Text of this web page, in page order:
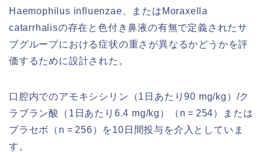
Haemophilus influenzae、またはMoraxella
catarrhalisの存在と色付き鼻液の有無で定義されたサ
ブグループにおける症状の重さが異なるかどうかを評
価するために設計された。
口腔内でのアモキシシリン（1日あたり90 mg/kg）/ク
ラブラン酸（1日あたり6.4 mg/kg）（n = 254）または
プラセボ（n = 256）を10日間投与を介入としていま
す。